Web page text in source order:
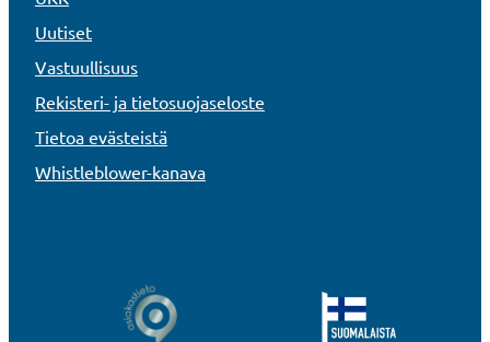
Uutiset
Vastuullisuus
Rekisteri- ja tietosuojaseloste
Tietoa evästeistä
Whistleblower-kanava